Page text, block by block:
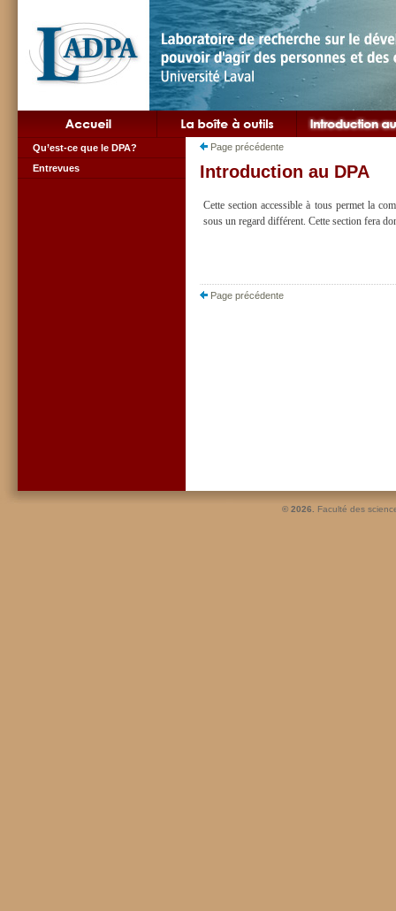
Qu’est-ce que le DPA?
Entrevues
Page précédente
Introduction au DPA
Cette section accessible à tous permet la
sous un regard différent. Cette section fera
Page précédente
© 2026. Faculté des